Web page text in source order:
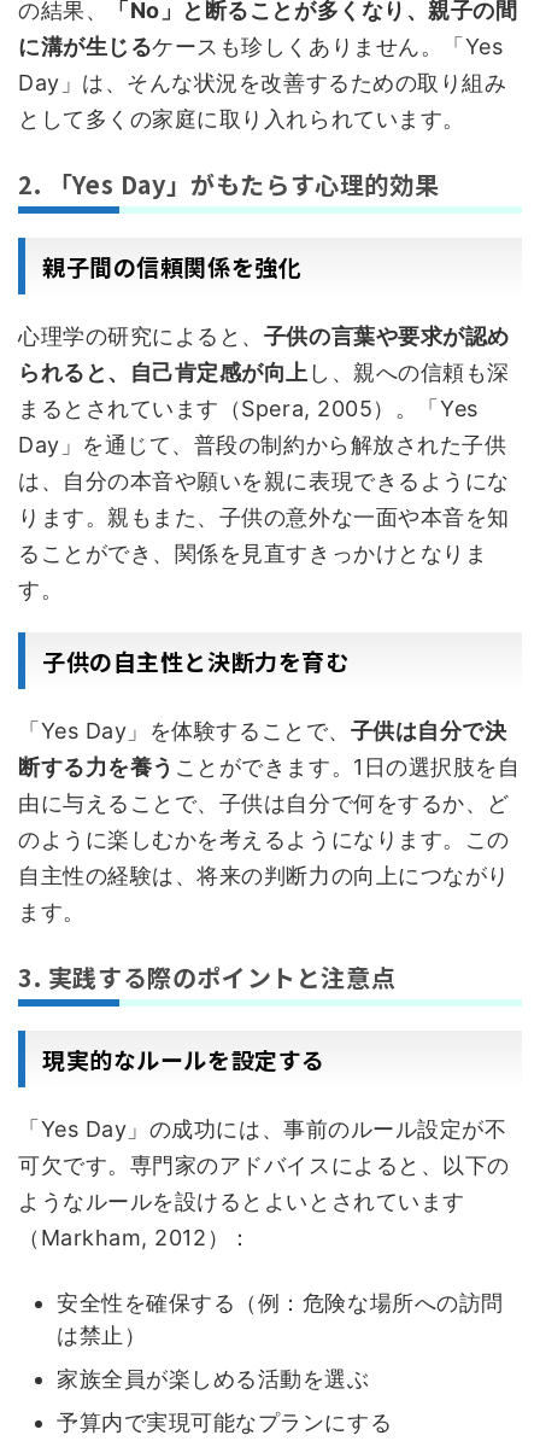
の結果、
「No」と断ることが多くなり、親子の間
に溝が生じるケースも珍しくありません。「Yes
Day」は、そんな状況を改善するための取り組み
として多くの家庭に取り入れられています。
2. 「Yes Day」がもたらす心理的効果
親子間の信頼関係を強化
心理学の研究によると、 子供の言葉や要求が認め
られると、自己肯定感が向上 し、親への信頼も深
まるとされています（Spera, 2005）。「Yes
Day」を通じて、普段の制約から解放された子供
は、自分の本音や願いを親に表現できるようにな
ります。親もまた、子供の意外な一面や本音を知
ることができ、関係を見直すきっかけとなりま
す。
子供の自主性と決断力を育む
「Yes Day」を体験することで、 子供は自分で決
断する力を養う ことができます。1日の選択肢を自
由に与えることで、子供は自分で何をするか、ど
のように楽しむかを考えるようになります。この
自主性の経験は、将来の判断力の向上につながり
ます。
3. 実践する際のポイントと注意点
現実的なルールを設定する
「Yes Day」の成功には、事前のルール設定が不
可欠です。専門家のアドバイスによると、以下の
ようなルールを設けるとよいとされています
（Markham, 2012）：
安全性を確保する（例：危険な場所への訪問
は禁止）
家族全員が楽しめる活動を選ぶ
予算内で実現可能なプランにする